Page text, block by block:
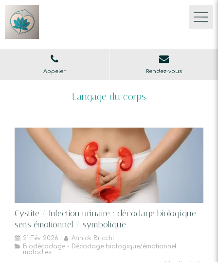
Appeler Rendez-vous
Langage du corps
Cystite / Infection urinaire : décodage biologique -
sens émotionnel / symbolique
21 Fév 2026
Annick Bricchi
Biodécodage - Décodage biologique/émotionnel
maladies